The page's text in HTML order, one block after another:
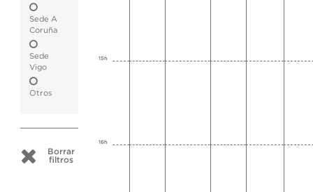
Sede A
Coruña
Sede
Vigo
Otros
Borrar
filtros
15h
16h